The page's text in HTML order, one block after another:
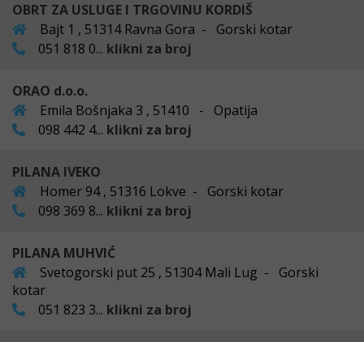
OBRT ZA USLUGE I TRGOVINU KORDIŠ
Bajt 1 , 51314 Ravna Gora - Gorski kotar
051 818 0... klikni za broj
ORAO d.o.o.
Emila Bošnjaka 3 , 51410 - Opatija
098 442 4... klikni za broj
PILANA IVEKO
Homer 94 , 51316 Lokve - Gorski kotar
098 369 8... klikni za broj
PILANA MUHVIĆ
Svetogorski put 25 , 51304 Mali Lug - Gorski
kotar
051 823 3... klikni za broj